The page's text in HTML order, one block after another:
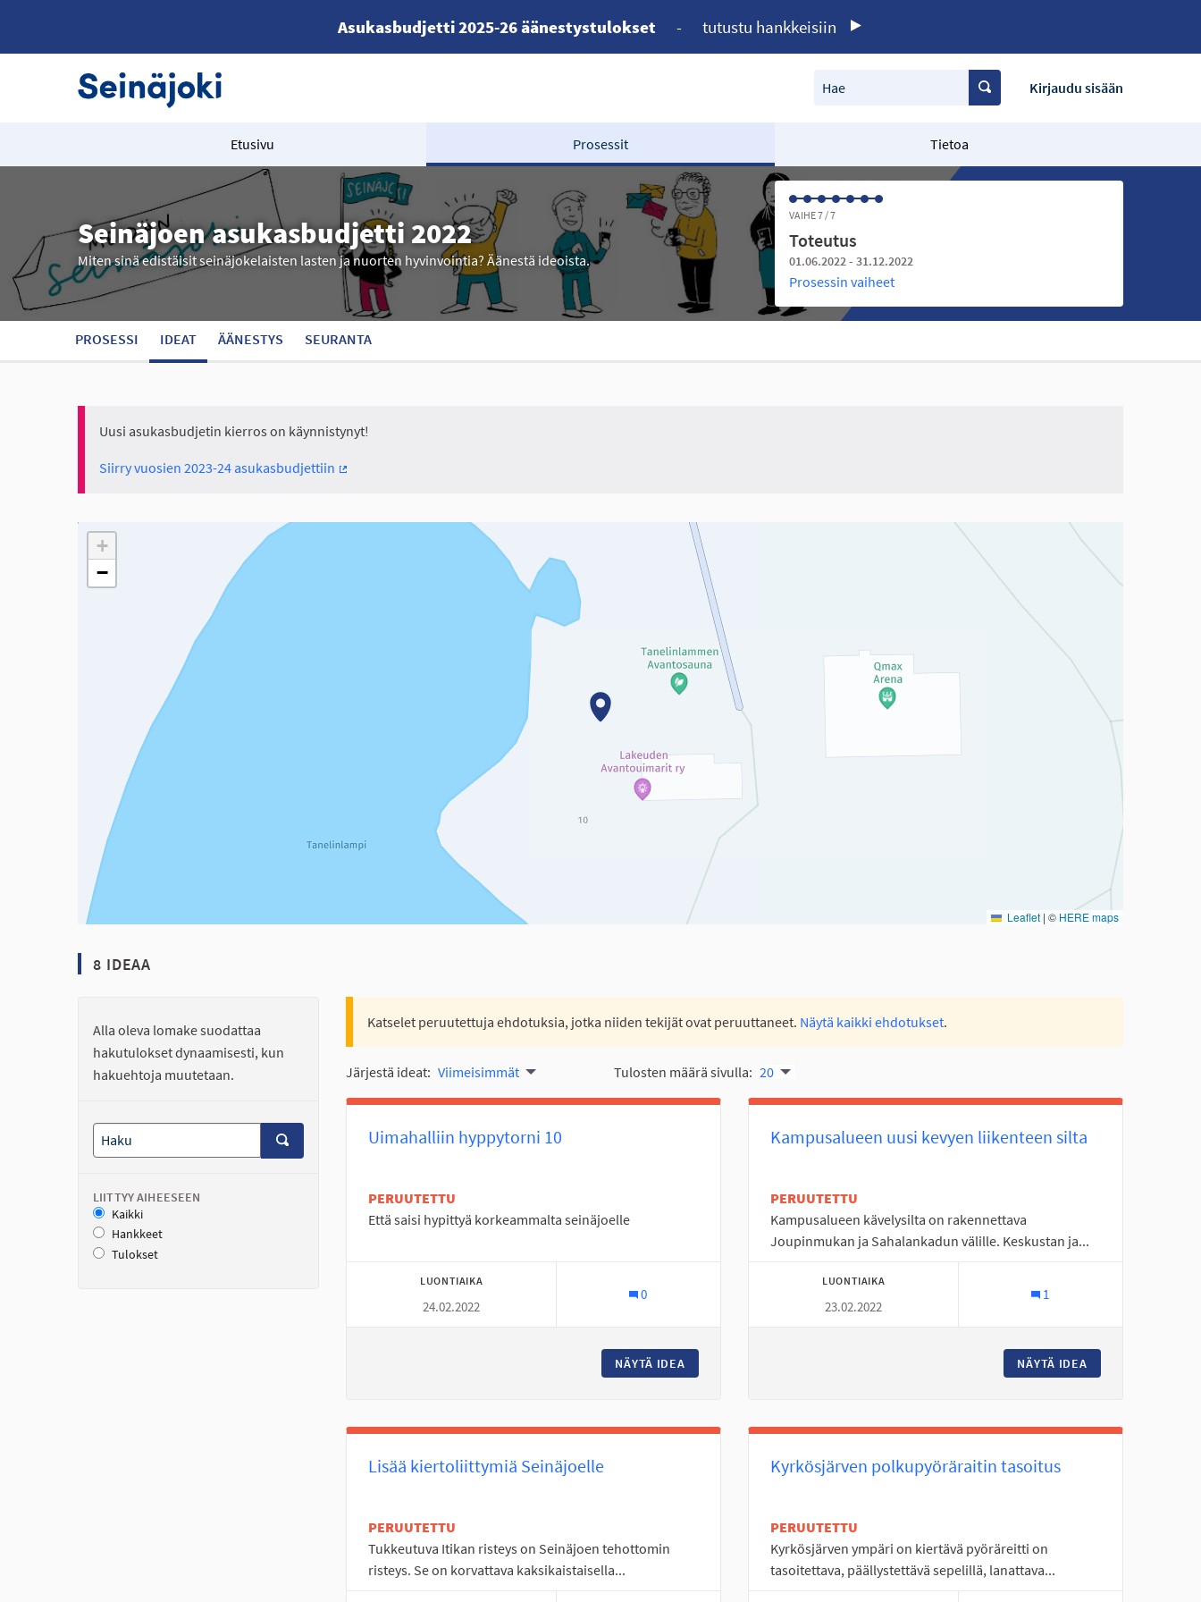
Asukasbudjetti 2025-26 äänestystulokset - tutustu hankkeisiin
Hae Kirjaudu sisään
Etusivu Prosessit Tietoa
Seinäjoen asukasbudjetti 2022
Miten sinä edistäisit seinäjokelaisten lasten ja nuorten hyvinvointia? Äänestä ideoista.
VAIHE 7 / 7
Toteutus
01.06.2022 - 31.12.2022
Prosessin vaiheet
PROSESSI IDEAT ÄÄNESTYS SEURANTA
Uusi asukasbudjetin kierros on käynnistynyt!
Siirry vuosien 2023-24 asukasbudjettiin
Seuraavassa elementissä on kartta, joka esittää tämän sivun tietueet karttapisteinä. Elementtiä voi käyttää ruudunlukijalla, mutta se voi olla vaikeaselkoinen.
+
−
Leaflet | © HERE maps
8 IDEAA
Alla oleva lomake suodattaa
hakutulokset dynaamisesti, kun
hakuehtoja muutetaan.
LIITTYY AIHEESEEN
Kaikki
Hankkeet
Tulokset
Katselet peruutettuja ehdotuksia, jotka niiden tekijät ovat peruuttaneet. Näytä kaikki ehdotukset.
Järjestä ideat: Viimeisimmät Tulosten määrä sivulla: 20
Uimahalliin hyppytorni 10
PERUUTETTU
Että saisi hypittyä korkeammalta seinäjoelle
LUONTIAIKA
24.02.2022
0
NÄYTÄ IDEA
Kampusalueen uusi kevyen liikenteen silta
PERUUTETTU
Kampusalueen kävelysilta on rakennettava
Joupinmukan ja Sahalankadun välille. Keskustan ja...
LUONTIAIKA
23.02.2022
1
NÄYTÄ IDEA
Lisää kiertoliittymiä Seinäjoelle
PERUUTETTU
Tukkeutuva Itikan risteys on Seinäjoen tehottomin
risteys. Se on korvattava kaksikaistaisella...
Kyrkösjärven polkupyöräraitin tasoitus
PERUUTETTU
Kyrkösjärven ympäri on kiertävä pyöräreitti on
tasoitettava, päällystettävä sepelillä, lanattava...